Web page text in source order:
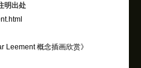
明出处
Leement 概念插画欣赏》